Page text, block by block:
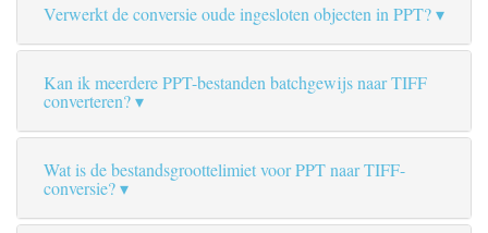
Verwerkt de conversie oude ingesloten objecten in PPT?
Kan ik meerdere PPT-bestanden batchgewijs naar TIFF
converteren?
Wat is de bestandsgroottelimiet voor PPT naar TIFF-
conversie?